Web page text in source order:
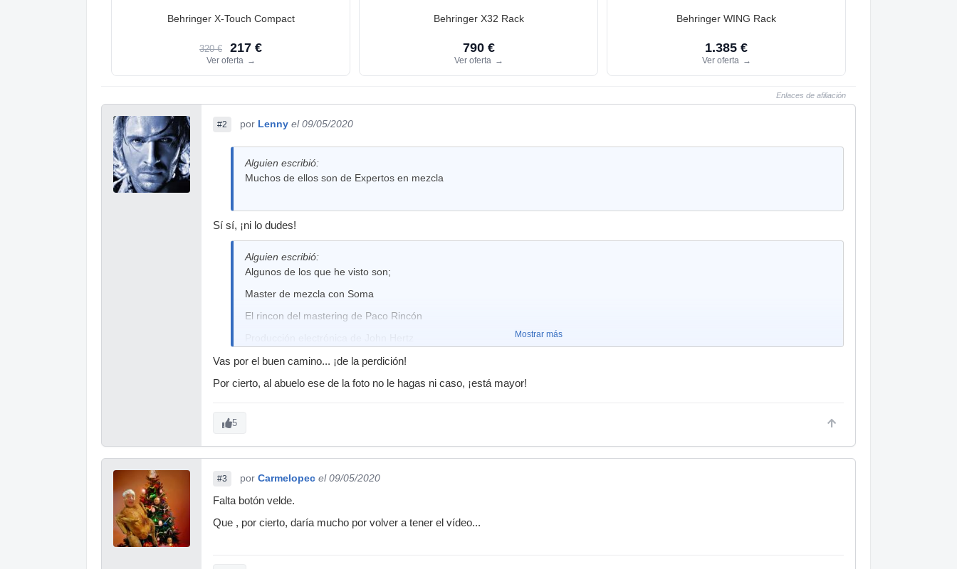
Behringer X-Touch Compact
320 € 217 €
Ver oferta →
Behringer X32 Rack
790 €
Ver oferta →
Behringer WING Rack
1.385 €
Ver oferta →
Enlaces de afiliación
#2 por Lenny el 09/05/2020
Alguien escribió:
Muchos de ellos son de Expertos en mezcla
Sí sí, ¡ni lo dudes!
Alguien escribió:
Algunos de los que he visto son;
Master de mezcla con Soma
El rincon del mastering de Paco Rincón
Mars Ziticen
y algúno que otro más..
Mostrar más
Vas por el buen camino... ¡de la perdición!
Por cierto, al abuelo ese de la foto no le hagas ni caso, ¡está mayor!
5
#3 por Carmelopec el 09/05/2020
Falta botón velde.
Que , por cierto, daría mucho por volver a tener el vídeo...